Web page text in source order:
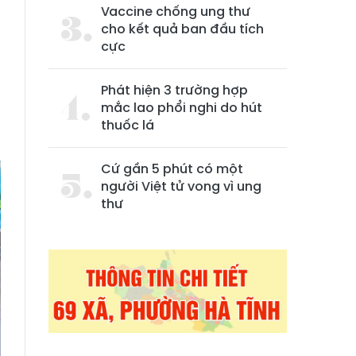
Vaccine chống ung thư
cho kết quả ban đầu tích
cực
Phát hiện 3 trường hợp
mắc lao phổi nghi do hút
thuốc lá
Cứ gần 5 phút có một
người Việt tử vong vì ung
thư